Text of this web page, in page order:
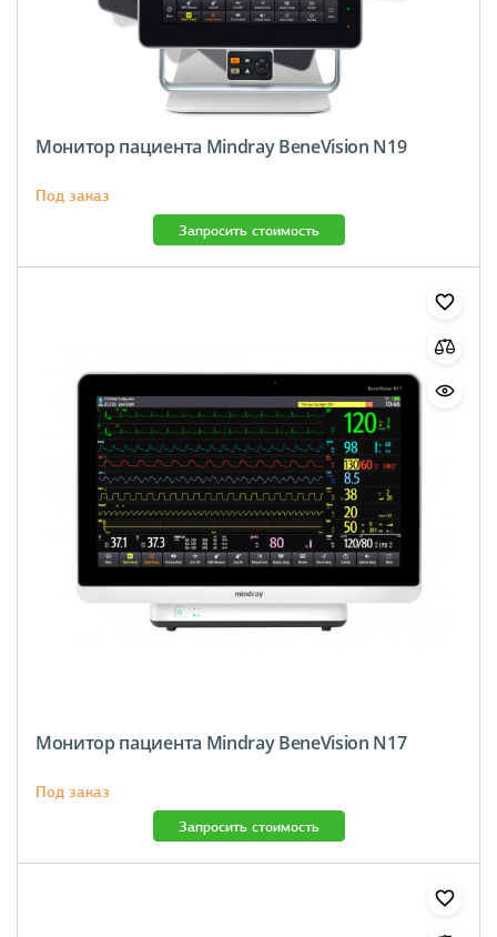
Монитор пациента Mindray BeneVision N19
Под заказ
Запросить стоимость
Монитор пациента Mindray BeneVision N17
Под заказ
Запросить стоимость